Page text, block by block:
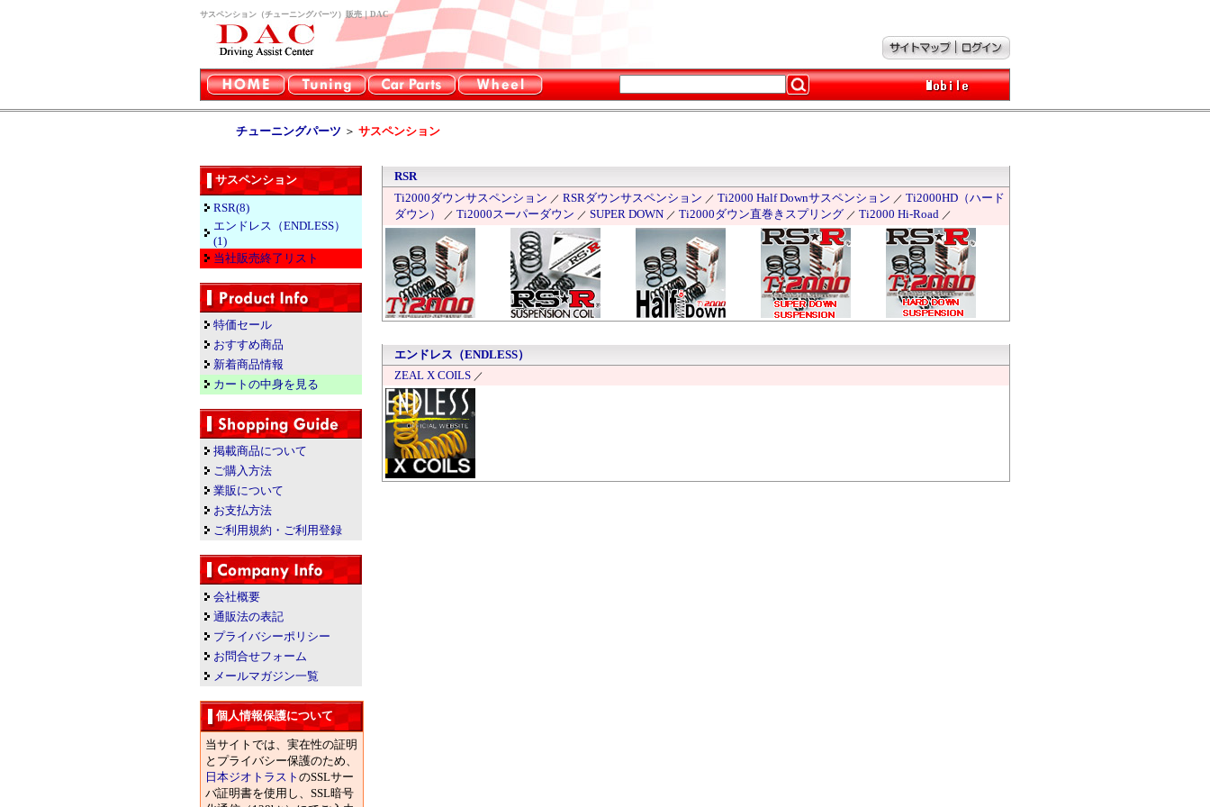
サスペンション（チューニングパーツ）販売｜DAC
チューニングパーツ ＞ サスペンション
サスペンション
RSR(8)
エンドレス（ENDLESS）
(1)
当社販売終了リスト
特価セール
おすすめ商品
新着商品情報
カートの中身を見る
掲載商品について
ご購入方法
業販について
お支払方法
ご利用規約・ご利用登録
会社概要
通販法の表記
プライバシーポリシー
お問合せフォーム
メールマガジン一覧
個人情報保護について
当サイトでは、実在性の証明
とプライバシー保護のため、
日本ジオトラスト のSSLサー
バ証明書を使用し、SSL暗号
RSR
Ti2000ダウンサスペンション ／ RSRダウンサスペンション ／ Ti2000 Half Downサスペンション ／ Ti2000HD（ハード
ダウン）
／ Ti2000スーパーダウン ／ SUPER DOWN ／ Ti2000ダウン直巻きスプリング ／ Ti2000 Hi-Road ／
エンドレス（ENDLESS）
ZEAL X COILS ／